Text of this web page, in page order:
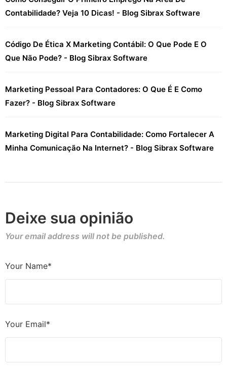
Contabilidade? Veja 10 Dicas! - Blog Sibrax Software
Código De Ética X Marketing Contábil: O Que Pode E O
Que Não Pode? - Blog Sibrax Software
Marketing Pessoal Para Contadores: O Que É E Como
Fazer? - Blog Sibrax Software
Marketing Digital Para Contabilidade: Como Fortalecer A
Minha Comunicação Na Internet? - Blog Sibrax Software
Deixe sua opinião
Your email address will not be published.
Your Name*
Your Email*